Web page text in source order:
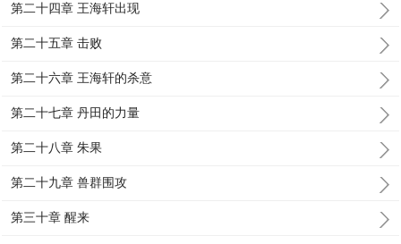
第二十四章 王海轩出现
第二十五章 击败
第二十六章 王海轩的杀意
第二十七章 丹田的力量
第二十八章 朱果
第二十九章 兽群围攻
第三十章 醒来